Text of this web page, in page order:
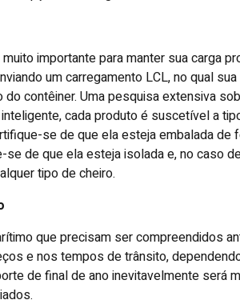
importante para manter sua carga
um carregamento LCL, no qual sua
contêiner. Uma pesquisa extensiva
cada produto é suscetível a
se de que ela esteja embalada de
de que ela esteja isolada e, no caso
tipo de cheiro.
que precisam ser compreendidos
e nos tempos de trânsito,
de final de ano inevitavelmente será